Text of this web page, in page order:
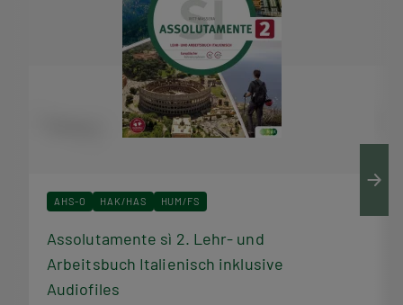
AHS-O HAK/HAS HUM/FS
Assolutamente sì 2. Lehr- und
Arbeitsbuch Italienisch inklusive
Audiofiles